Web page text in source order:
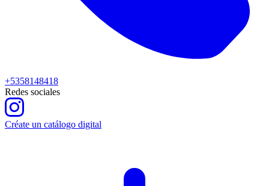
+5358148418
Redes sociales
Créate un catálogo digital